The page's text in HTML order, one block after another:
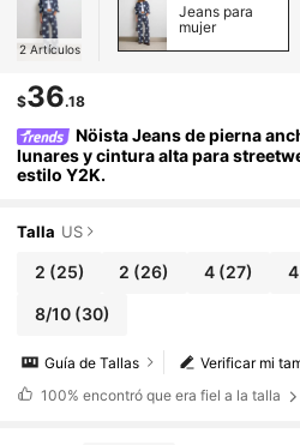
2 Artículos
Jeans para
mujer
$36.18
Nöista Jeans de pierna
lunares y cintura alta para
estilo Y2K.
Talla US
2 (25) 2 (26) 4(27) 4
8/10(30)
Verificar mi
Guía de Tallas
100% encontró que era fiel a la talla